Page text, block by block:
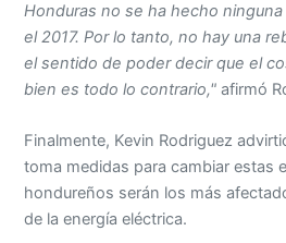
Honduras no se ha hecho
el 2017. Por lo tanto, no hay una
el sentido de poder decir que el
bien es todo lo contrario," afirmó
Finalmente, Kevin Rodriguez
toma medidas para cambiar estas
hondureños serán los más
de la energía eléctrica.